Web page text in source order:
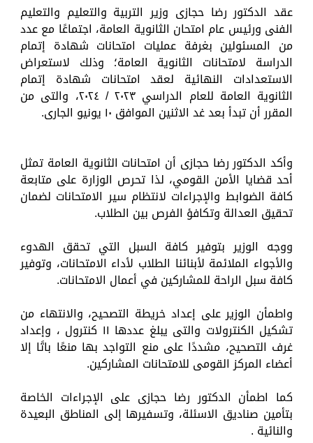
عقد الدكتور رضا حجازى وزير التربية والتعليم والتعليم
الفنى ورئيس عام امتحان الثانوية العامة، اجتماعًا مع عدد
من المسئولين بغرفة عمليات امتحانات شهادة إتمام
الدراسة لامتحانات الثانوية العامة؛ وذلك لاستعراض
الاستعدادات النهائية لعقد امتحانات شهادة إتمام
الثانوية العامة للعام الدراسي ٢٠٢٣ / ٢٠٢٤، والتى من
المقرر أن تبدأ بعد غد الاثنين الموافق ١٠ يونيو الجارى.
وأكد الدكتور رضا حجازى أن امتحانات الثانوية العامة تمثل
أحد قضايا الأمن القومي، لذا تحرص الوزارة على متابعة
كافة الضوابط والإجراءات لانتظام سير الامتحانات لضمان
تحقيق العدالة وتكافؤ الفرص بين الطلاب.
ووجه الوزير بتوفير كافة السبل التي تحقق الهدوء
والأجواء الملائمة لأبنائنا الطلاب لأداء الامتحانات، وتوفير
كافة سبل الراحة للمشاركين في أعمال الامتحانات.
واطمأن الوزير على إعداد خريطة التصحيح، والانتهاء من
تشكيل الكنترولات والتى يبلغ عددها ١١ كنترول ، وإعداد
غرف التصحيح، مشددًا على منع التواجد بها منعًا باتًا إلا
أعضاء المركز القومى للامتحانات المشاركين.
كما اطمأن الدكتور رضا حجازى على الإجراءات الخاصة
بتأمين صناديق الاسئلة، وتسفيرها إلى المناطق البعيدة
والنائية .